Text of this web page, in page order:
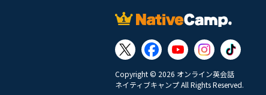
Copyright © 2026 オンライン英会話
ネイティブキャンプ All Rights Reserved.